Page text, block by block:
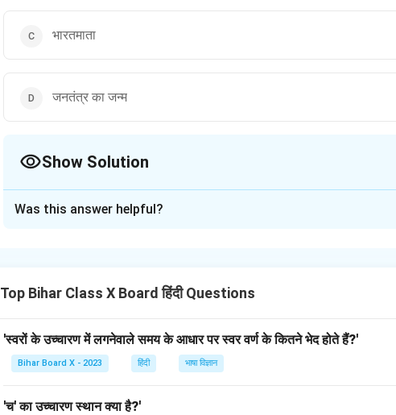
भारतमाता
जनतंत्र का जन्म
Show Solution
Was this answer helpful?
Top Bihar Class X Board हिंदी Questions
'स्वरों के उच्चारण में लगनेवाले समय के आधार पर स्वर वर्ण के कितने भेद होते हैं?'
Bihar Board X - 2023 हिंदी भाषा विज्ञान
'च' का उच्चारण स्थान क्या है?'